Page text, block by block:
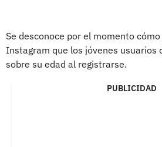
Se desconoce por el momento
Instagram que los jóvenes usuarios
sobre su edad al registrarse.
PUBLICIDAD